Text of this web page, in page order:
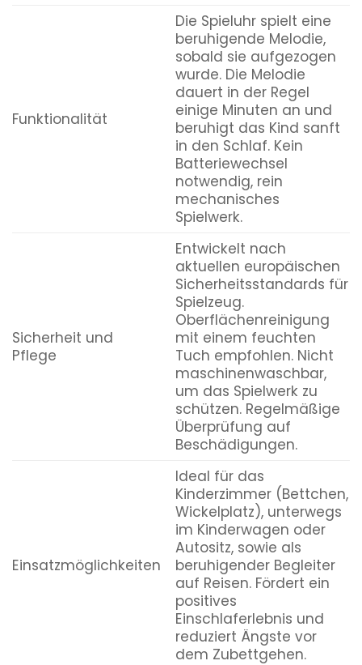
Funktionalität
Die Spieluhr spielt eine
beruhigende Melodie,
sobald sie aufgezogen
wurde. Die Melodie
dauert in der Regel
einige Minuten an und
beruhigt das Kind sanft
in den Schlaf. Kein
Batteriewechsel
notwendig, rein
mechanisches
Spielwerk.
Sicherheit und
Pflege
Entwickelt nach
aktuellen europäischen
Sicherheitsstandards für
Spielzeug.
Oberflächenreinigung
mit einem feuchten
Tuch empfohlen. Nicht
maschinenwaschbar,
um das Spielwerk zu
schützen. Regelmäßige
Überprüfung auf
Beschädigungen.
Einsatzmöglichkeiten
Ideal für das
Kinderzimmer (Bettchen,
Wickelplatz), unterwegs
im Kinderwagen oder
Autositz, sowie als
beruhigender Begleiter
auf Reisen. Fördert ein
positives
Einschlaferlebnis und
reduziert Ängste vor
dem Zubettgehen.